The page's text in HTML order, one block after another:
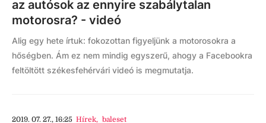
az autósok az ennyire szabálytalan
motorosra? - videó
Alig egy hete írtuk: fokozottan figyeljünk a motorosokra a
hőségben. Ám ez nem mindig egyszerű, ahogy a Facebookra
feltöltött székesfehérvári videó is megmutatja.
2019. 07. 27., 16:25 Hírek, baleset